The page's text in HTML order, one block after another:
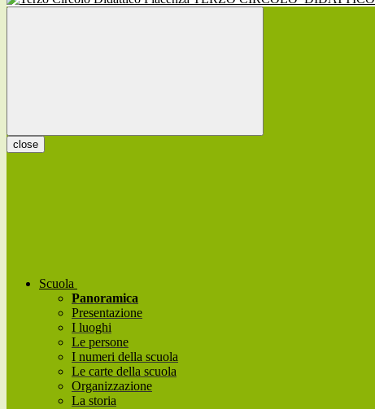
close
Scuola
Panoramica
Presentazione
I luoghi
Le persone
I numeri della scuola
Le carte della scuola
Organizzazione
La storia